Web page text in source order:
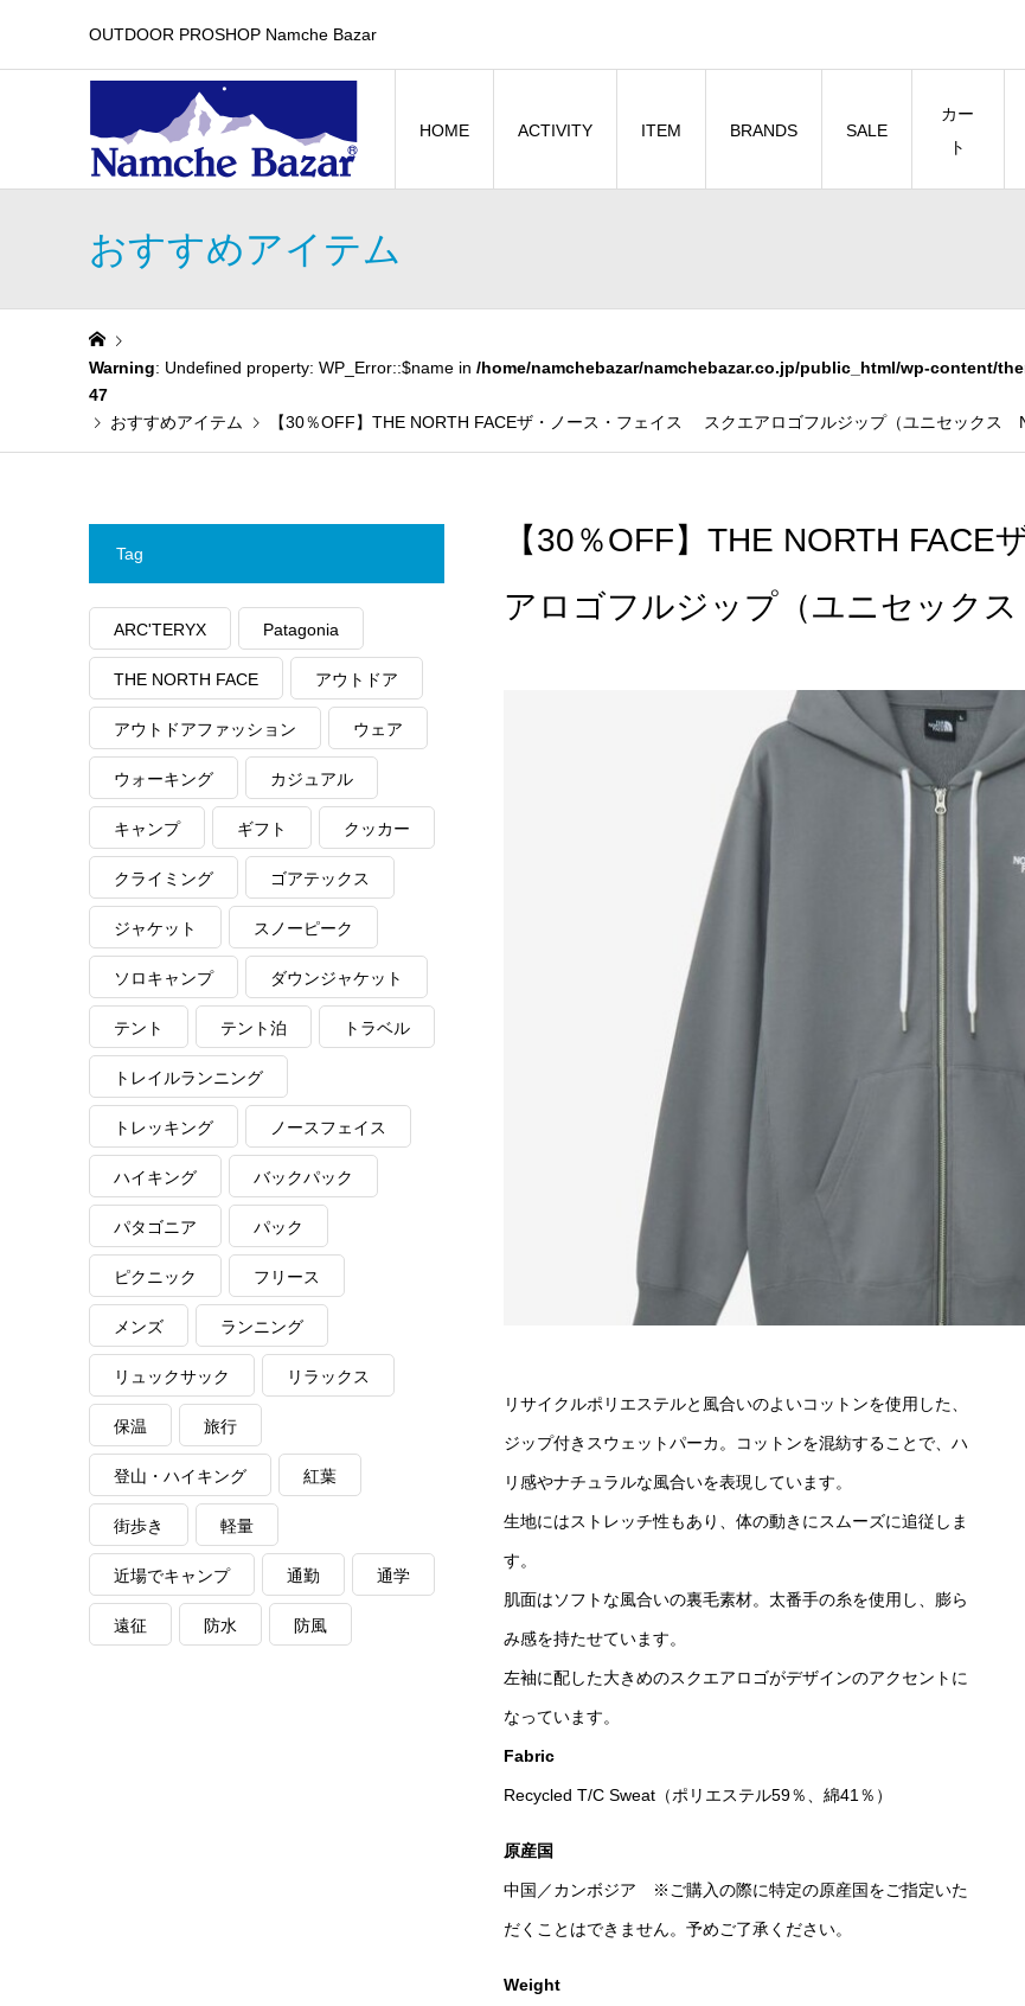
OUTDOOR PROSHOP Namche Bazar
HOME ACTIVITY ITEM BRANDS SALE
カー
ト
おすすめアイテム
Warning: Undefined property: WP_Error::$name in /home/namchebazar/namchebazar.co.jp/public_html/wp-content/
47
おすすめアイテム
【30％OFF】THE NORTH FACEザ・ノース・フェイス スクエアロゴフルジップ（ユニセック
【30％OFF】THE NORTH
アロゴフルジップ（ユニセック
リサイクルポリエステルと風合いのよいコットンを使用した、
ジップ付きスウェットパーカ。コットンを混紡することで、ハ
リ感やナチュラルな風合いを表現しています。
生地にはストレッチ性もあり、体の動きにスムーズに追従しま
す。
肌面はソフトな風合いの裏毛素材。太番手の糸を使用し、膨ら
み感を持たせています。
左袖に配した大きめのスクエアロゴがデザインのアクセントに
なっています。
Fabric
Recycled T/C Sweat（ポリエステル59％、綿41％）
原産国
中国／カンボジア ※ご購入の際に特定の原産国をご指定いた
だくことはできません。予めご了承ください。
Weight
Tag
ARC'TERYX Patagonia
THE NORTH FACE アウトドア
アウトドアファッション ウェア
ウォーキング カジュアル
キャンプ ギフト クッカー
クライミング ゴアテックス
ジャケット スノーピーク
ソロキャンプ ダウンジャケット
テント テント泊 トラベル
トレイルランニング
トレッキング ノースフェイス
ハイキング バックパック
パタゴニア パック
ピクニック フリース
メンズ ランニング
リュックサック リラックス
保温 旅行
登山・ハイキング 紅葉
街歩き 軽量
近場でキャンプ 通勤 通学
遠征 防水 防風